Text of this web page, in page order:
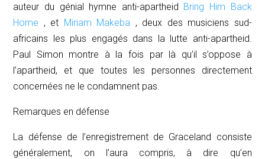
auteur du génial hymne anti-apartheid Bring Him Back
Home , et Miriam Makeba , deux des musiciens sud-
africains les plus engagés dans la lutte anti-apartheid.
Paul Simon montre à la fois par là qu’il s’oppose à
l’apartheid, et que toutes les personnes directement
concernées ne le condamnent pas.
Remarques en défense
La défense de l’enregistrement de Graceland consiste
généralement, on l’aura compris, à dire qu’en